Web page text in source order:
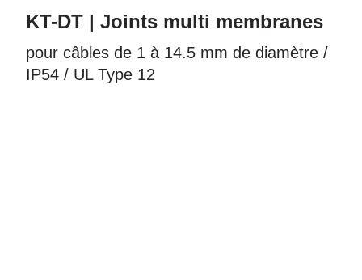
KT-DT | Joints multi membranes
pour câbles de 1 à 14.5 mm de diamètre /
IP54 / UL Type 12